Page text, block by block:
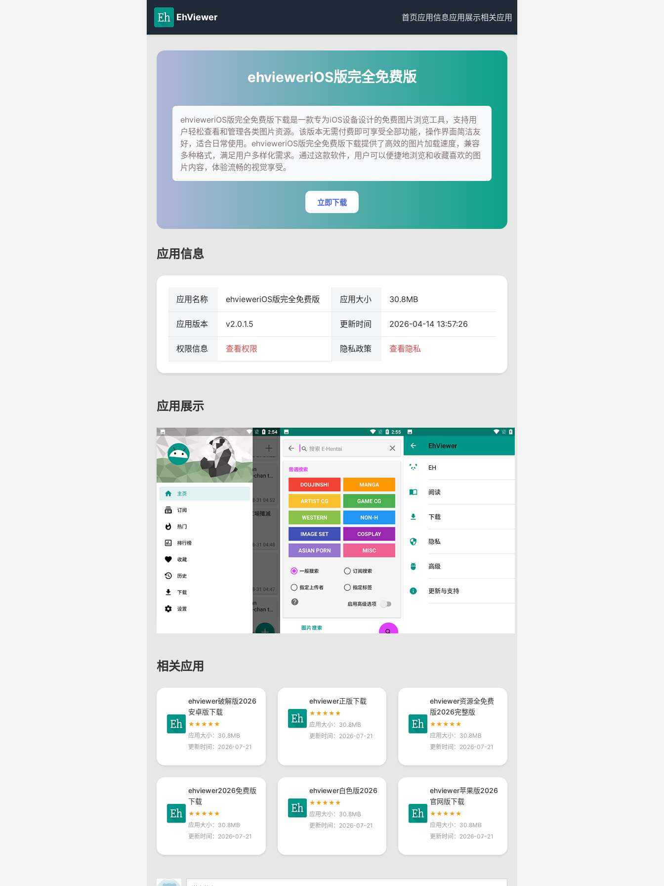
EhViewer 首页应用信息应用展示相关应用
ehvieweriOS版完全免费版
ehvieweriOS版完全免费版下载是一款专为iOS设备设计的免费图片浏览工具，支持用
户轻松查看和管理各类图片资源。该版本无需付费即可享受全部功能，操作界面简洁友
好，适合日常使用。ehvieweriOS版完全免费版下载提供了高效的图片加载速度，兼容
多种格式，满足用户多样化需求。通过这款软件，用户可以便捷地浏览和收藏喜欢的图
片内容，体验流畅的视觉享受。
立即下载
应用信息
应用名称 ehvieweriOS版完全免费版 应用大小 30.8MB
应用版本 v2.0.1.5 更新时间 2026-04-14 13:57:26
权限信息 查看权限 隐私政策 查看隐私
应用展示
相关应用
ehviewer破解版2026
安卓版下载
★★★★★
应用大小：30.8MB
更新时间：2026-07-21
ehviewer正版下载
★★★★★
应用大小：30.8MB
更新时间：2026-07-21
ehviewer资源全免费
版2026完整版
★★★★★
应用大小：30.8MB
更新时间：2026-07-21
ehviewer2026免费版
下载
★★★★★
应用大小：30.8MB
更新时间：2026-07-21
ehviewer白色版2026
★★★★★
应用大小：30.8MB
更新时间：2026-07-21
ehviewer苹果版2026
官网版下载
★★★★★
应用大小：30.8MB
更新时间：2026-07-21